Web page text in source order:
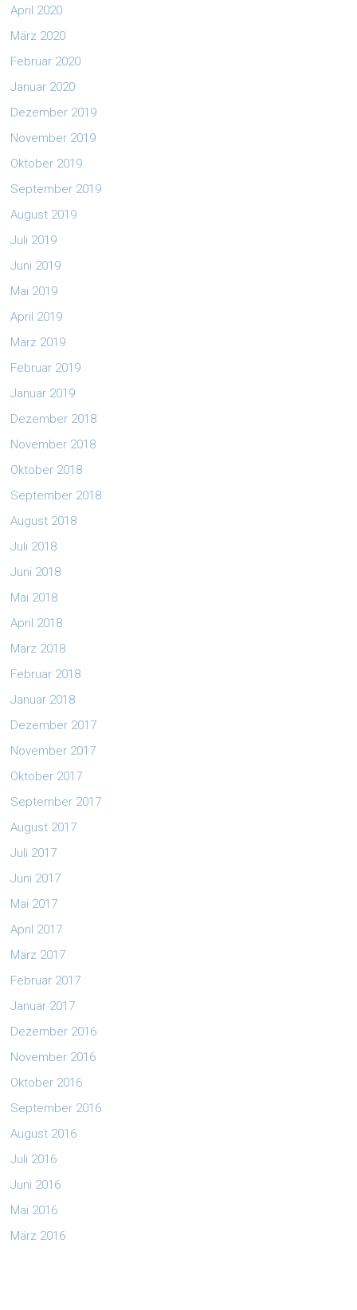
April 2020
März 2020
Februar 2020
Januar 2020
Dezember 2019
November 2019
Oktober 2019
September 2019
August 2019
Juli 2019
Juni 2019
Mai 2019
April 2019
März 2019
Februar 2019
Januar 2019
Dezember 2018
November 2018
Oktober 2018
September 2018
August 2018
Juli 2018
Juni 2018
Mai 2018
April 2018
März 2018
Februar 2018
Januar 2018
Dezember 2017
November 2017
Oktober 2017
September 2017
August 2017
Juli 2017
Juni 2017
Mai 2017
April 2017
März 2017
Februar 2017
Januar 2017
Dezember 2016
November 2016
Oktober 2016
September 2016
August 2016
Juli 2016
Juni 2016
Mai 2016
März 2016